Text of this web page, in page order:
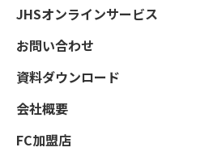
JHSオンラインサービス
お問い合わせ
資料ダウンロード
会社概要
FC加盟店